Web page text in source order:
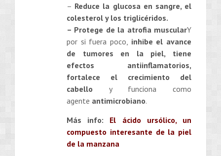
– Reduce la glucosa en sangre, el
colesterol y los triglicéridos.
– Protege de la atrofia muscularY
por si fuera poco, inhibe el avance
de tumores en la piel, tiene
efectos antiinflamatorios,
fortalece el crecimiento del
cabello y funciona como
agente antimicrobiano.
Más info: El ácido ursólico, un
compuesto interesante de la piel
de la manzana